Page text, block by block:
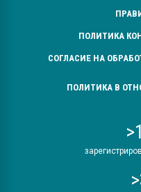
ПОЛИТИКА
СОГЛАСИЕ НА
ПОЛИТИКА В